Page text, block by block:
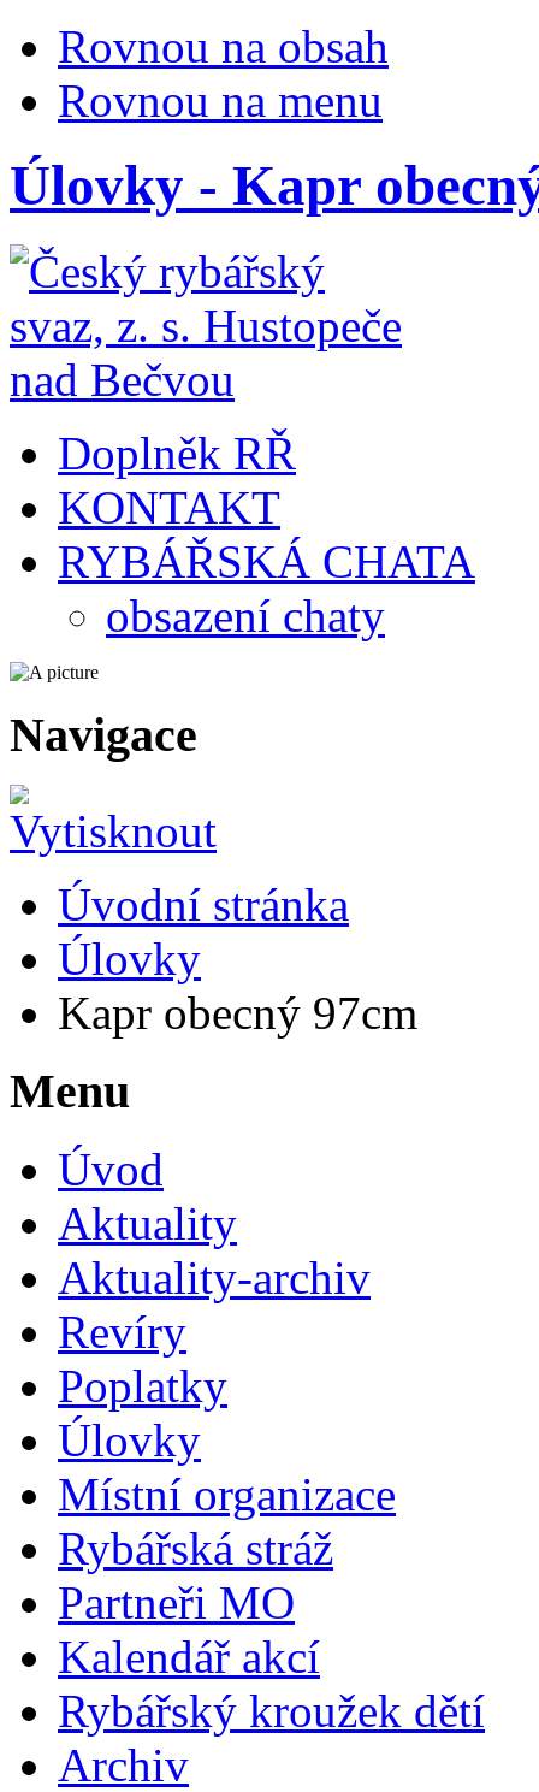
Rovnou na obsah
Rovnou na menu
Úlovky - Kapr
Doplněk RŘ
KONTAKT
RYBÁŘSKÁ CHATA
obsazení chaty
Navigace
Úvodní stránka
Úlovky
Kapr obecný 97cm
Menu
Úvod
Aktuality
Aktuality-archiv
Revíry
Poplatky
Úlovky
Místní organizace
Rybářská stráž
Partneři MO
Kalendář akcí
Rybářský kroužek dětí
Archiv